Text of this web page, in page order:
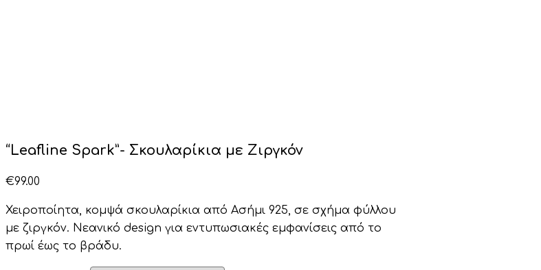
“Leafline Spark”- Σκουλαρίκια με Ζιργκόν
€99.00
Χειροποίητα, κομψά σκουλαρίκια από Ασήμι 925, σε σχήμα φύλλου
με ζιργκόν. Νεανικό design για εντυπωσιακές εμφανίσεις από το
πρωί έως το βράδυ.